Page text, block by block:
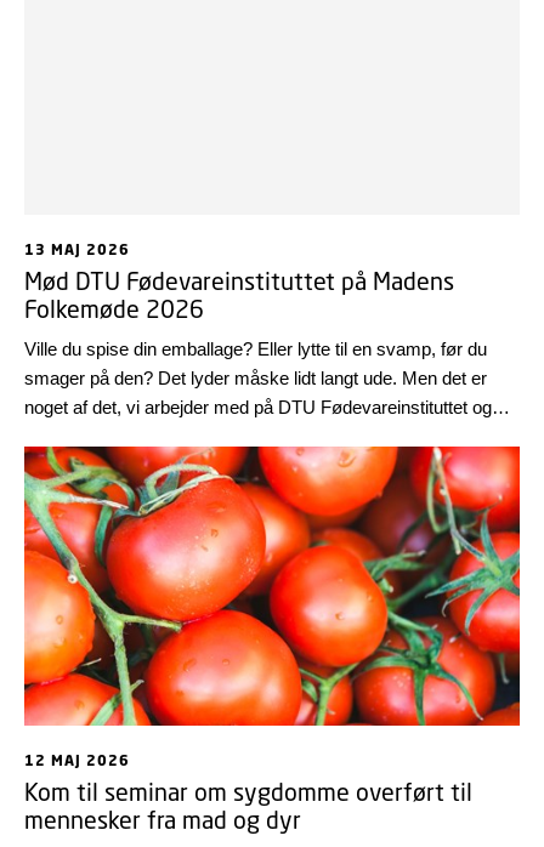
13 MAJ 2026
Mød DTU Fødevareinstituttet på Madens
Folkemøde 2026
Ville du spise din emballage? Eller lytte til en svamp, før du
smager på den? Det lyder måske lidt langt ude. Men det er
noget af det, vi arbejder med på DTU Fødevareinstituttet og
Nykøbing Falster den 21.-23. maj.
12 MAJ 2026
Kom til seminar om sygdomme overført til
mennesker fra mad og dyr